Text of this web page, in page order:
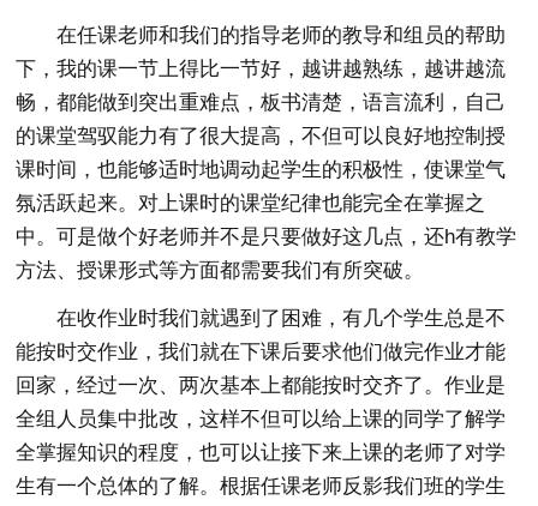
在任课老师和我们的指导老师的教导和组员的帮助
下，我的课一节上得比一节好，越讲越熟练，越讲越流
畅，都能做到突出重难点，板书清楚，语言流利，自己
的课堂驾驭能力有了很大提高，不但可以良好地控制授
课时间，也能够适时地调动起学生的积极性，使课堂气
氛活跃起来。对上课时的课堂纪律也能完全在掌握之
中。可是做个好老师并不是只要做好这几点，还h有教学
方法、授课形式等方面都需要我们有所突破。
在收作业时我们就遇到了困难，有几个学生总是不
能按时交作业，我们就在下课后要求他们做完作业才能
回家，经过一次、两次基本上都能按时交齐了。作业是
全组人员集中批改，这样不但可以给上课的同学了解学
全掌握知识的程度，也可以让接下来上课的老师了对学
生有一个总体的了解。根据任课老师反影我们班的学生